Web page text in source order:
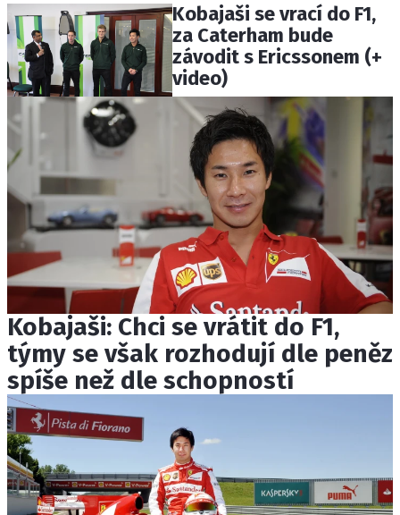
Kobajaši se vrací do F1,
za Caterham bude
závodit s Ericssonem (+
video)
Kobajaši: Chci se vrátit do F1,
týmy se však rozhodují dle peněz
spíše než dle schopností